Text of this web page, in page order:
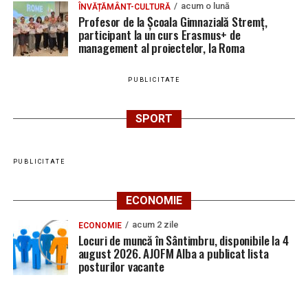
ÎNVĂȚĂMÂNT-CULTURĂ acum o lună
Profesor de la Școala Gimnazială Stremț,
participant la un curs Erasmus+ de
management al proiectelor, la Roma
PUBLICITATE
SPORT
PUBLICITATE
ECONOMIE
ECONOMIE acum 2 zile
Locuri de muncă în Sântimbru, disponibile la 4
august 2026. AJOFM Alba a publicat lista
posturilor vacante